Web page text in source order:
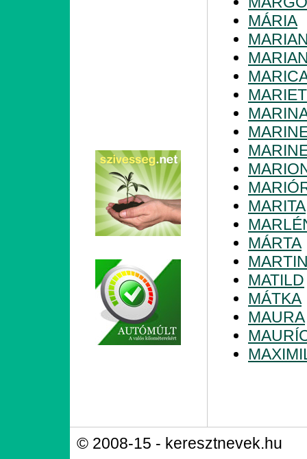
MÁRIA
MARITA
MÁRTA
MATILD
MÁTKA
MAURA
© 2008-15 - keresztnevek.hu